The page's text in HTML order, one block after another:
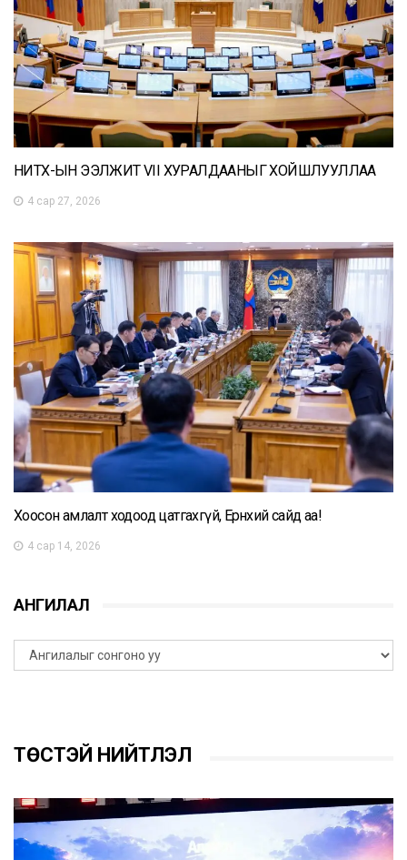
НИТХ-ЫН ЭЭЛЖИТ VII ХУРАЛДААНЫГ ХОЙШЛУУЛЛАА
4 сар 27, 2026
Хоосон амлалт ходоод цатгахгүй, Ерөнхий сайд аа!
4 сар 14, 2026
АНГИЛАЛ
ТӨСТЭЙ НИЙТЛЭЛ